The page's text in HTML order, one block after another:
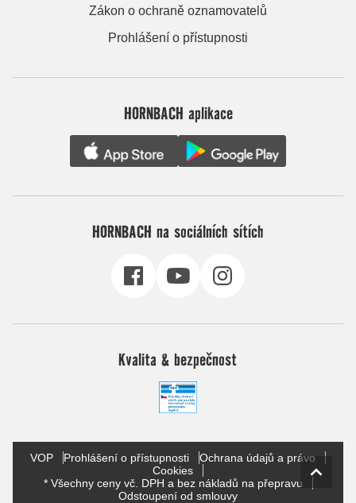
Zákon o ochraně oznamovatelů
Prohlášení o přístupnosti
HORNBACH aplikace
HORNBACH na sociálních sítích
Kvalita & bezpečnost
VOP Prohlášení o přístupnosti
Ochrana údajů a právo
Cookies
* Všechny ceny vč. DPH a bez nákladů na přepravu
Odstoupení od smlouvy